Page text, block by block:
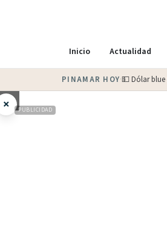
Inicio Actualidad
PINAMAR HOY·💵 Dólar blue
× PUBLICIDAD